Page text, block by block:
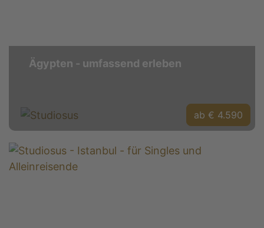
Ägypten - umfassend erleben
ab € 4.590